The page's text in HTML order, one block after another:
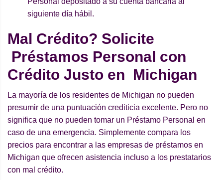
siguiente día hábil.
Mal Crédito? Solicite
Préstamos Personal con
Crédito Justo en Michigan
La mayoría de los residentes de Michigan no pueden
presumir de una puntuación crediticia excelente. Pero no
significa que no pueden tomar un Préstamo Personal en
caso de una emergencia. Simplemente compara los
precios para encontrar a las empresas de préstamos en
Michigan que ofrecen asistencia incluso a los prestatarios
con mal crédito.